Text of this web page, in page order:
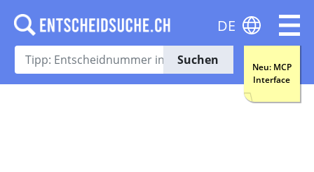
Suchen
Neu: MCP
Interface
DE